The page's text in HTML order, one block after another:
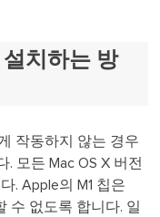
치하는 방
작동하지 않는 경우
모든 Mac OS X 버전
. Apple의 M1 칩은
수 없도록 합니다. 일